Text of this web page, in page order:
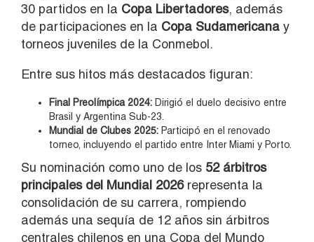
30 partidos en la Copa Libertadores, además
de participaciones en la Copa Sudamericana y
torneos juveniles de la Conmebol.
Entre sus hitos más destacados figuran:
Final Preolímpica 2024: Dirigió el duelo decisivo entre
Brasil y Argentina Sub-23.
Mundial de Clubes 2025: Participó en el renovado
torneo, incluyendo el partido entre Inter Miami y Porto.
Su nominación como uno de los 52 árbitros
principales del Mundial 2026representa la
consolidación de su carrera, rompiendo
además una sequía de 12 años sin árbitros
centrales chilenos en una Copa del Mundo